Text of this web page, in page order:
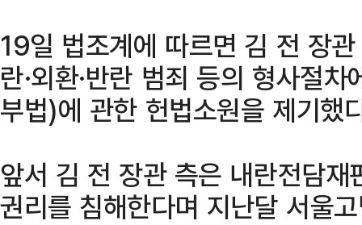
19일 법조계에 따르면 김 전 장
란·외환·반란 범죄 등의 형사절
부법)에 관한 헌법소원을 제기했
앞서 김 전 장관 측은 내란전담
권리를 침해한다며 지난달 서울